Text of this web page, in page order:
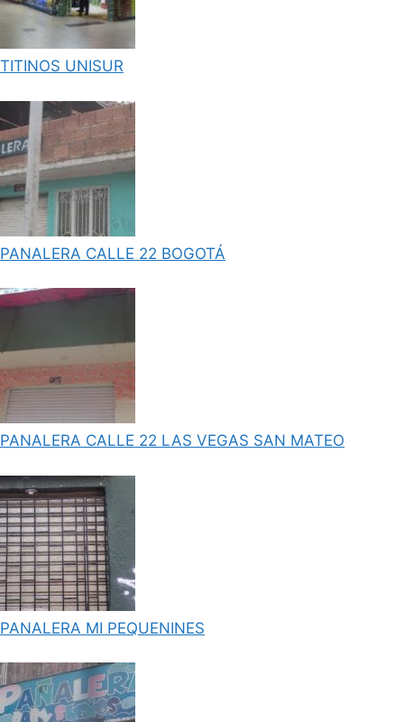
TITINOS UNISUR
PANALERA CALLE 22 BOGOTÁ
PANALERA CALLE 22 LAS VEGAS SAN MATEO
PANALERA MI PEQUENINES